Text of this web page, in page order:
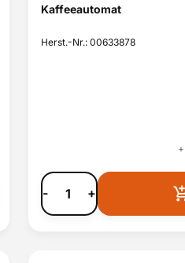
Kaffeeautomat
Herst.-Nr.: 00633878
- +